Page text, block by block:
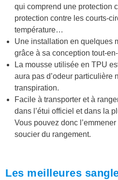
qui comprend une protection
protection contre les courts-
température…
Une installation en quelques
grâce à sa conception tout-
La mousse utilisée en TPU
aura pas d’odeur particulière
transpiration.
Facile à transporter et à
dans l’étui officiel et dans la
Vous pouvez donc
soucier du rangement.
Les meilleures